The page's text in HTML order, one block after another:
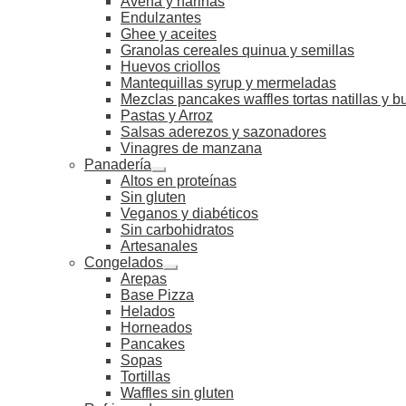
Endulzantes
Ghee y aceites
Granolas cereales quinua y semillas
Huevos criollos
Mantequillas syrup y mermeladas
Mezclas pancakes waffles tortas natillas y
Pastas y Arroz
Salsas aderezos y sazonadores
Vinagres de manzana
Panadería
Altos en proteínas
Sin gluten
Veganos y diabéticos
Sin carbohidratos
Artesanales
Congelados
Arepas
Base Pizza
Helados
Horneados
Pancakes
Sopas
Tortillas
Waffles sin gluten